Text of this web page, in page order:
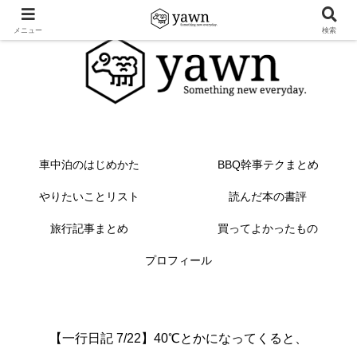
車中泊のはじめかた BBQ幹事テクまとめ
やりたいことリスト 読んだ本の書評
旅行記事まとめ 買ってよかったもの
プロフィール
【一行日記 7/22】40℃とかになってくると、
メニュー 検索